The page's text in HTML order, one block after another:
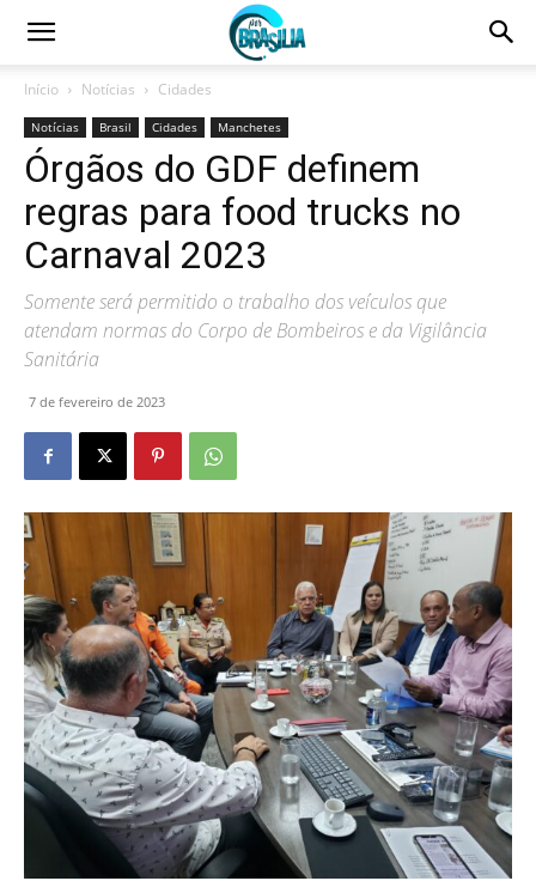
Início Notícias Cidades
Notícias Brasil Cidades Manchetes
Órgãos do GDF definem
regras para food trucks no
Carnaval 2023
Somente será permitido o trabalho dos veículos que
atendam normas do Corpo de Bombeiros e da Vigilância
Sanitária
7 de fevereiro de 2023